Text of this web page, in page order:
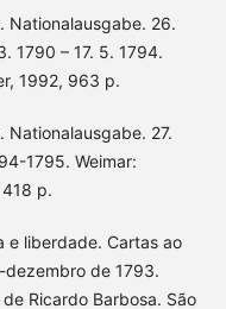
Nationalausgabe. 26.
1790 – 17. 5. 1794.
1992, 963 p.
Nationalausgabe. 27.
1795. Weimar:
p.
e liberdade. Cartas ao
de 1793.
Ricardo Barbosa. São